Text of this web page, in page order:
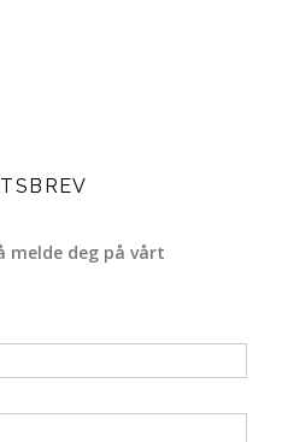
melde deg på vårt